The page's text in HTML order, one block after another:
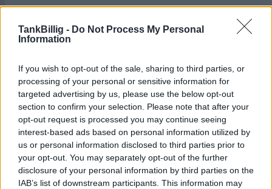
TankBillig - Do Not Process My Personal
Information
If you wish to opt-out of the sale, sharing to third parties, or
processing of your personal or sensitive information for
targeted advertising by us, please use the below opt-out
section to confirm your selection. Please note that after your
opt-out request is processed you may continue seeing
interest-based ads based on personal information utilized by
us or personal information disclosed to third parties prior to
your opt-out. You may separately opt-out of the further
disclosure of your personal information by third parties on the
IAB’s list of downstream participants. This information may
€/kWh
Charging Station Toferer Autohandel und Service
Bahnhofstraße 65
AT_AH Toferer_Eferding_4070_002 öffentlich
Bahnhofstraße 57
9,8
AT_AH Toferer_Eferding_4070_003 öffentlich
Bahnhofstraße 57
0,79€/kWh
9,8
Hofer Peuerbach, Grieskirchner Straße 8, 01
Grieskirchner Straße 8